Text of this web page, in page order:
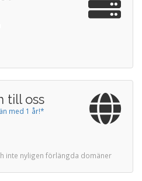
till oss
med 1 år!*
inte nyligen förlängda domäner